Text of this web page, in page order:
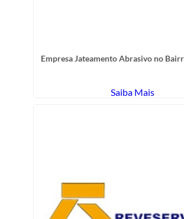
Empresa Jateamento Abrasivo no
Saiba Mais